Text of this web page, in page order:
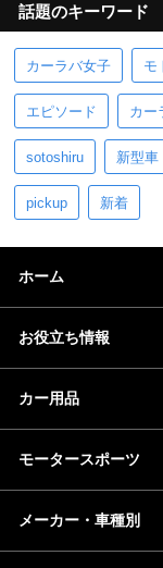
話題のキーワード
カーラバ女子 モ
エピソード カー
sotoshiru 新型車
pickup 新着
ホーム
お役立ち情報
カー用品
モータースポーツ
メーカー・車種別